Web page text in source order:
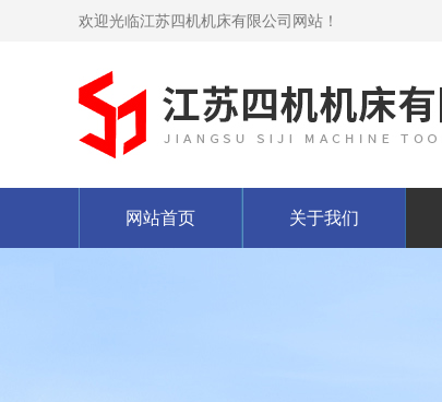
欢迎光临江苏四机机床有限公司网站！
网站首页 关于我们